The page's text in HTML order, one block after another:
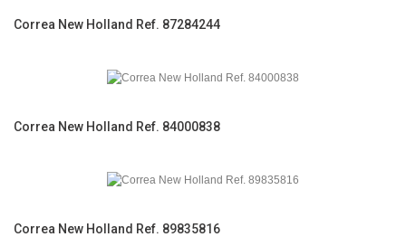
Correa New Holland Ref. 87284244
Correa New Holland Ref. 84000838
Correa New Holland Ref. 89835816